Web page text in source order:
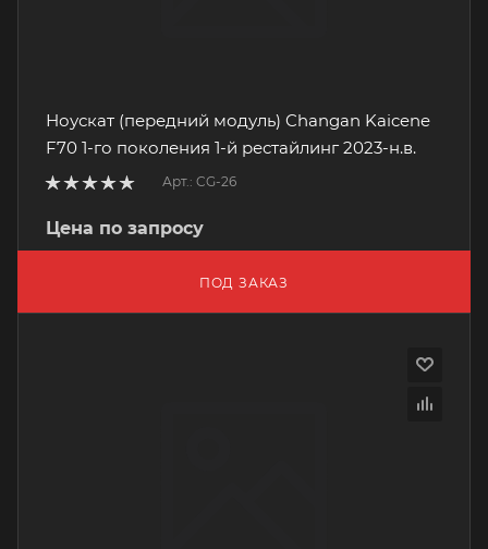
Ноускат (передний модуль) Changan Kaicene
F70 1-го поколения 1-й рестайлинг 2023-н.в.
Арт.: CG-26
Цена по запросу
ПОД ЗАКАЗ